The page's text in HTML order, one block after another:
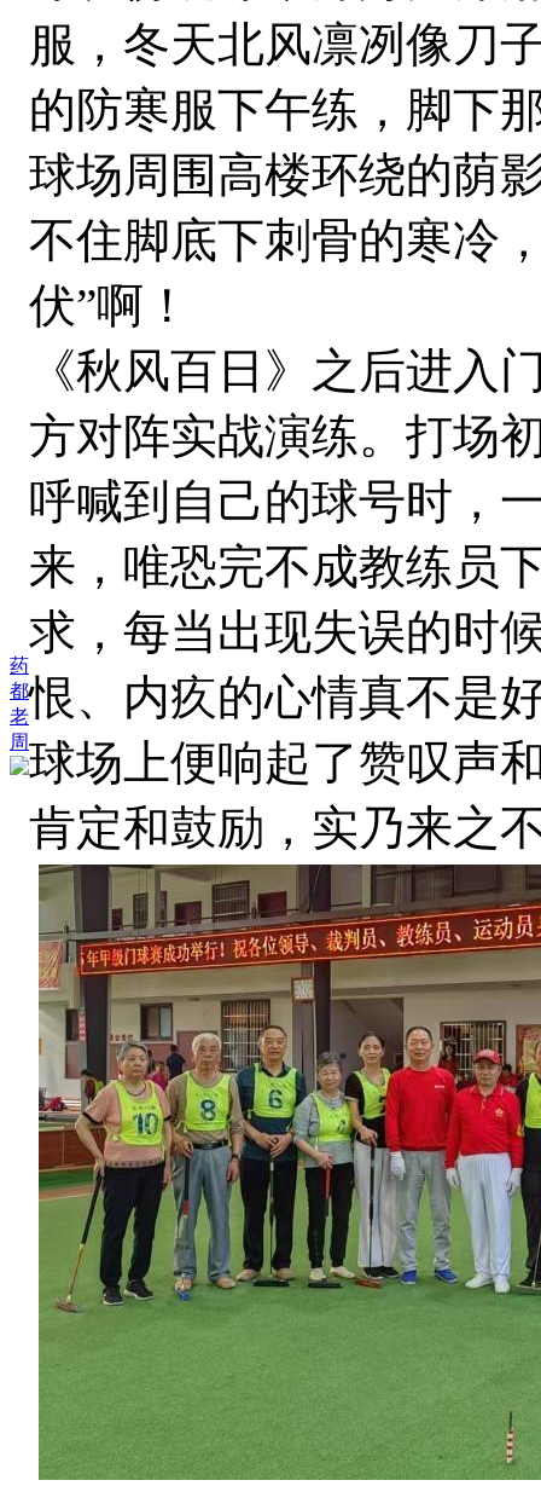
药
都
老
周
服，冬天北风凛冽像刀
的防寒服下午练，脚下
球场周围高楼环绕的荫
不住脚底下刺骨的寒冷
伏”啊！
《秋风百日》之后进
方对阵实战演练。打场
呼喊到自己的球号时，
来，唯恐完不成教练员
求，每当出现失误的时
恨、内疚的心情真不是
球场上便响起了赞叹声
肯定和鼓励，实乃来之